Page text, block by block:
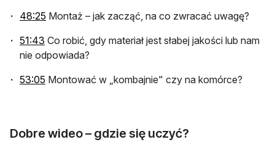
48:25 otwiera się w nowej karcie
Montaż – jak zacząć, na co zwracać uwagę?
51:43 otwiera się w nowej karcie
Co robić, gdy materiał jest słabej jakości lub nam
nie odpowiada?
53:05 otwiera się w nowej karcie
Montować w „kombajnie" czy na komórce?
Dobre wideo – gdzie się uczyć?